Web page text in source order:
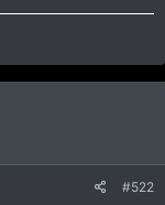
#522